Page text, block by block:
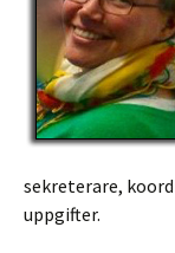
sekreterare,
uppgifter.